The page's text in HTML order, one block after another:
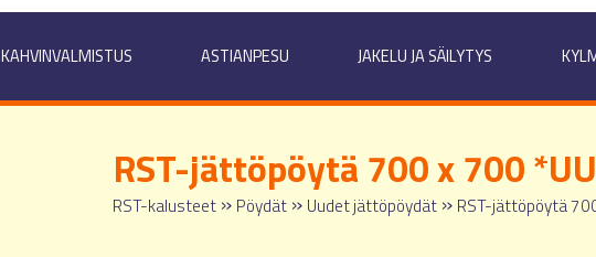
KAHVINVALMISTUS ASTIANPESU JAKELU JA SÄILYTYS
RST-jättöpöytä 700 x 700
RST-kalusteet » Pöydät » Uudet jättöpöydät » RST-jättöpöytä